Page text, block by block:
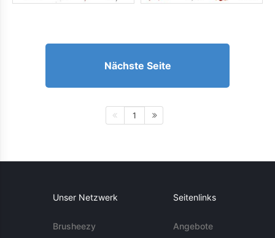
Nächste Seite
1
Unser Netzwerk
Brusheezy
Seitenlinks
Angebote